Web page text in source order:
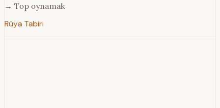
→ Top oynamak
Rüya Tabiri